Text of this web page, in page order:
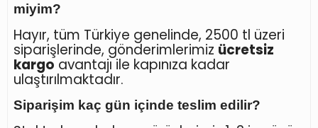
miyim?
Hayır, tüm Türkiye genelinde, 2500 tl üzeri
siparişlerinde, gönderimlerimiz ücretsiz
kargo avantajı ile kapınıza kadar
ulaştırılmaktadır.
Siparişim kaç gün içinde teslim edilir?